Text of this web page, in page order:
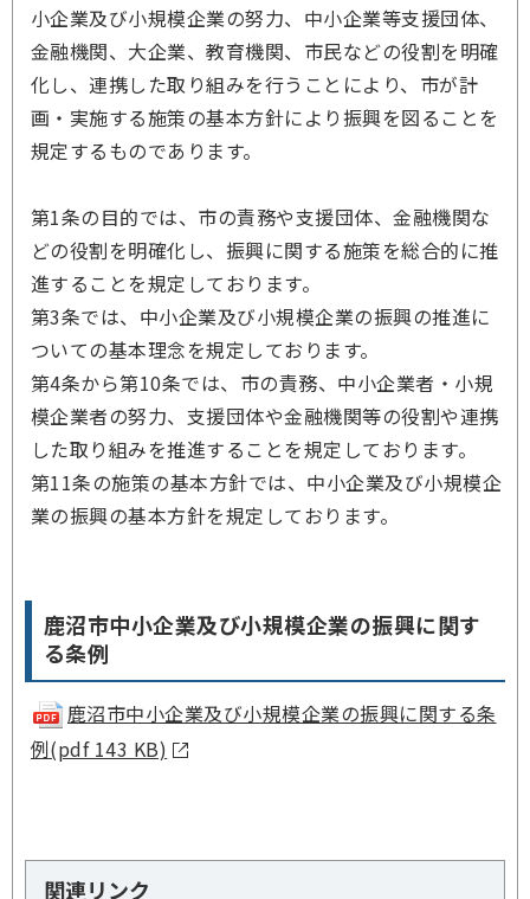
小企業及び小規模企業の努力、中小企業等支援団体、
金融機関、大企業、教育機関、市民などの役割を明確
化し、連携した取り組みを行うことにより、市が計
画・実施する施策の基本方針により振興を図ることを
規定するものであります。
第1条の目的では、市の責務や支援団体、金融機関な
どの役割を明確化し、振興に関する施策を総合的に推
進することを規定しております。
第3条では、中小企業及び小規模企業の振興の推進に
ついての基本理念を規定しております。
第4条から第10条では、市の責務、中小企業者・小規
模企業者の努力、支援団体や金融機関等の役割や連携
した取り組みを推進することを規定しております。
第11条の施策の基本方針では、中小企業及び小規模企
業の振興の基本方針を規定しております。
鹿沼市中小企業及び小規模企業の振興に関す
る条例
鹿沼市中小企業及び小規模企業の振興に関する条
例(pdf 143 KB)
関連リンク